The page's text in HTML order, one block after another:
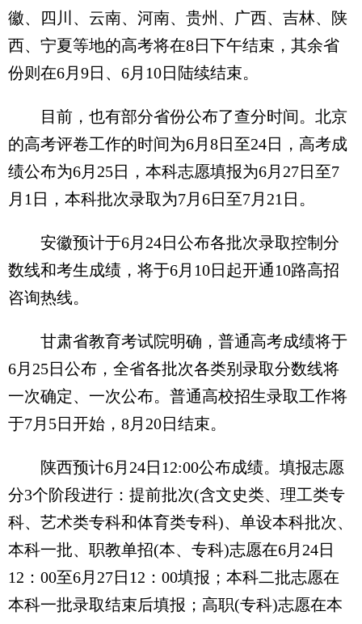
徽、四川、云南、河南、贵州、广西、吉林、陕
西、宁夏等地的高考将在8日下午结束，其余省
份则在6月9日、6月10日陆续结束。
目前，也有部分省份公布了查分时间。北京
的高考评卷工作的时间为6月8日至24日，高考成
绩公布为6月25日，本科志愿填报为6月27日至7
月1日，本科批次录取为7月6日至7月21日。
安徽预计于6月24日公布各批次录取控制分
数线和考生成绩，将于6月10日起开通10路高招
咨询热线。
甘肃省教育考试院明确，普通高考成绩将于
6月25日公布，全省各批次各类别录取分数线将
一次确定、一次公布。普通高校招生录取工作将
于7月5日开始，8月20日结束。
陕西预计6月24日12:00公布成绩。填报志愿
分3个阶段进行：提前批次(含文史类、理工类专
科、艺术类专科和体育类专科)、单设本科批次、
本科一批、职教单招(本、专科)志愿在6月24日
12：00至6月27日12：00填报；本科二批志愿在
本科一批录取结束后填报；高职(专科)志愿在本